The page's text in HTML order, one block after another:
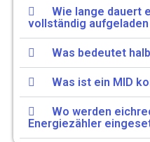
Wie lange dauert
vollständig
Was bedeutet
Was ist ein MID
Wo werden
Energiezähler